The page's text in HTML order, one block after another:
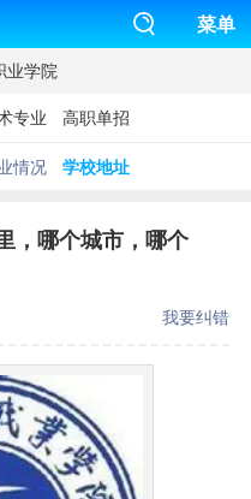
菜单
业学院
专业 高职单招
情况 学校地址
，哪个城市，哪个
我要纠错